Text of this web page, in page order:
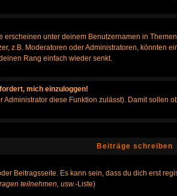
unter deinem Benutzernamen in
z.B. Moderatoren oder Administratoren,
Rang einfach wieder senkt.
mich einzuloggen!
diese Funktion zulässt). Damit sollen
Beiträge schreiben
Beitragsseite. Es kann sein, dass du dich erst
teilnehmen, usw.-Liste)